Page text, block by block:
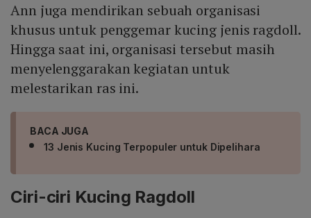
Ann juga mendirikan sebuah organisasi
khusus untuk penggemar kucing jenis ragdoll.
Hingga saat ini, organisasi tersebut masih
menyelenggarakan kegiatan untuk
melestarikan ras ini.
BACA JUGA
13 Jenis Kucing Terpopuler untuk Dipelihara
Ciri-ciri Kucing Ragdoll